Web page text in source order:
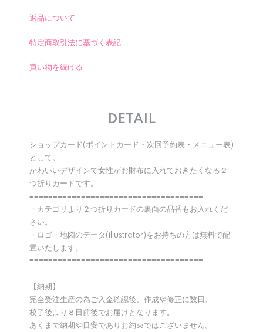
返品について
特定商取引法に基づく表記
買い物を続ける
DETAIL
ショップカード(ポイントカード・次回予約表・メニュー表)
として。
かわいいデザインで女性がお財布に入れておきたくなる２
つ折りカードです。
≡≡≡≡≡≡≡≡≡≡≡≡≡≡≡≡≡≡≡≡≡≡≡≡≡≡≡≡≡≡≡≡≡≡≡≡≡
・カテゴリより２つ折りカードの裏面の品番もお入れくだ
さい。
・ロゴ・地図のデータ(illustrator)をお持ちの方は無料で配
置いたします。
≡≡≡≡≡≡≡≡≡≡≡≡≡≡≡≡≡≡≡≡≡≡≡≡≡≡≡≡≡≡≡≡≡≡≡≡≡
【納期】
完全受注生産の為ご入金確認後、作成や修正に数日、
校了後より８日前後でお届けとなります。
あくまで納期や目安でありお約束ではございません。